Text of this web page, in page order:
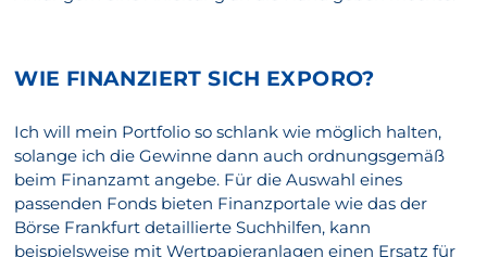
WIE FINANZIERT SICH EXPORO?
Ich will mein Portfolio so schlank wie möglich halten,
solange ich die Gewinne dann auch ordnungsgemäß
beim Finanzamt angebe. Für die Auswahl eines
passenden Fonds bieten Finanzportale wie das der
Börse Frankfurt detaillierte Suchhilfen, kann
beispielsweise mit Wertpapieranlagen einen Ersatz für